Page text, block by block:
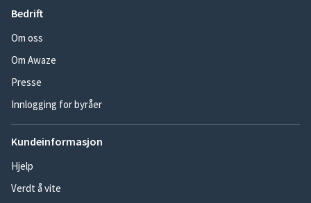
Bedrift
Om oss
Om Awaze
Presse
Innlogging for byråer
Kundeinformasjon
Hjelp
Verdt å vite